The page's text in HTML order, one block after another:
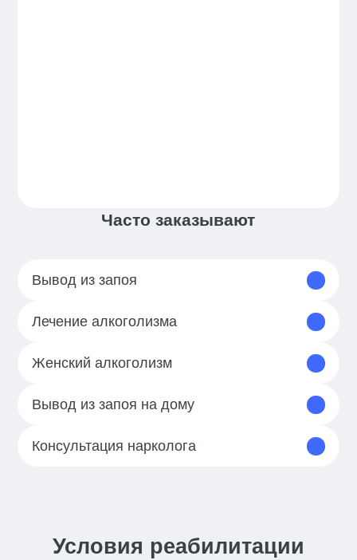
Часто заказывают
Вывод из запоя
Лечение алкоголизма
Женский алкоголизм
Вывод из запоя на дому
Консультация нарколога
Условия реабилитации